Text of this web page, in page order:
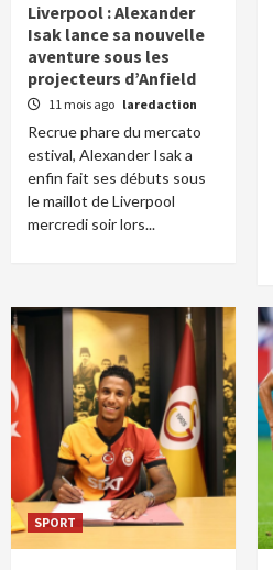
Liverpool : Alexander
Isak lance sa nouvelle
aventure sous les
projecteurs d’Anfield
11 mois ago laredaction
Recrue phare du mercato
estival, Alexander Isak a
enfin fait ses débuts sous
le maillot de Liverpool
mercredi soir lors...
SPORT